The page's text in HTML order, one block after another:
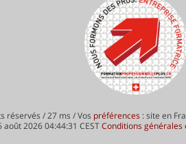
réservés / 27 ms / Vos préférences : site en
août 2026 04:44:31 CEST Conditions générales